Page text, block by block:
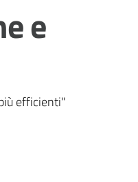
e
efficienti"